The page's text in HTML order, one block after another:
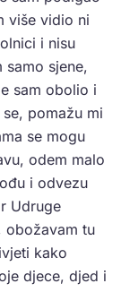
više vidio ni
i nisu
samo sjene,
sam obolio i
pomažu mi
se mogu
odem malo
i odvezu
Udruge
obožavam tu
kako
djece, djed i